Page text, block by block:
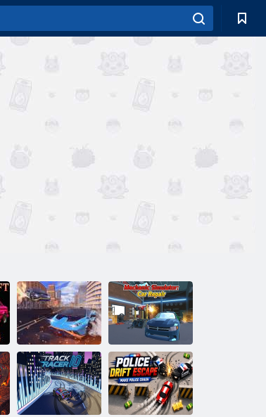
Ламборджини
Хукаран:
Городской
водитель
Симулятор
механика:
Ремонт
автомобилей